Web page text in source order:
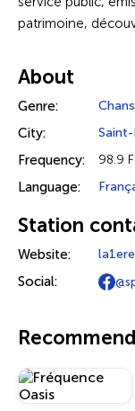
patrimoine,
About
Genre:
City: Saint-
Frequency: 98.9
Language:
Station
Website:
Social: